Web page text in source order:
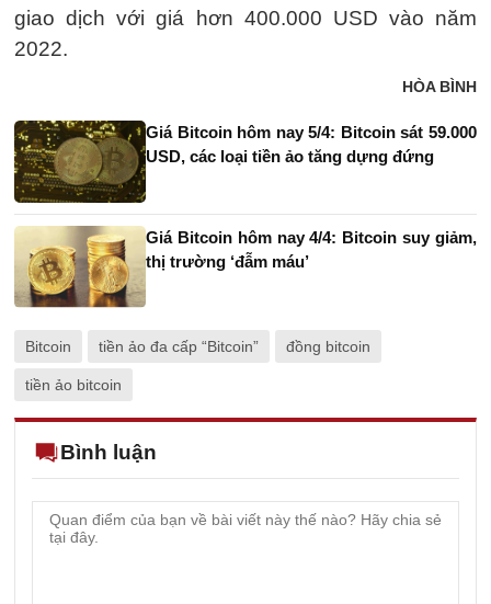
giao dịch với giá hơn 400.000 USD vào năm
2022.
HÒA BÌNH
Giá Bitcoin hôm nay 5/4: Bitcoin sát 59.000
USD, các loại tiền ảo tăng dựng đứng
Giá Bitcoin hôm nay 4/4: Bitcoin suy giảm,
thị trường ‘đẫm máu’
Bitcoin tiền ảo đa cấp “Bitcoin” đồng bitcoin
tiền ảo bitcoin
Bình luận